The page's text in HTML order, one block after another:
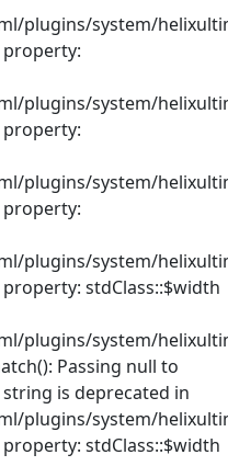
plugins/system/
property:
plugins/system/
property:
plugins/system/
property:
plugins/system/
stdClass::$width
plugins/system/
Passing null to
is deprecated in
plugins/system/
stdClass::$width